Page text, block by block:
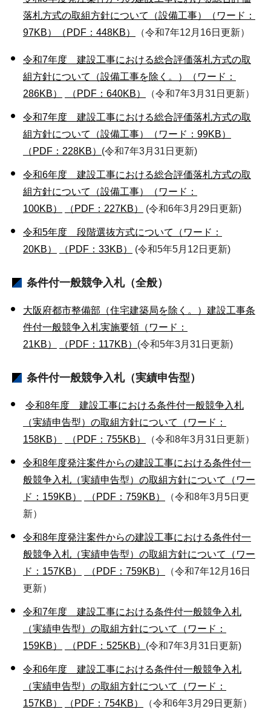
落札方式の取組方針について（設備工事）（ワード：
97KB）
（PDF：448KB） （令和7年12月16日更新）
令和7年度 建設工事における総合評価落札方式の取
組方針について（設備工事を除く。）（ワード：
286KB）
（PDF：640KB） （令和7年3月31日更新）
令和7年度 建設工事における総合評価落札方式の取
組方針について（設備工事）（ワード：99KB）
（PDF：228KB） (令和7年3月31日更新)
令和6年度 建設工事における総合評価落札方式の取
組方針について（設備工事）（ワード：
100KB）
（PDF：227KB） (令和6年3月29日更新)
令和5年度 段階選抜方式について（ワード：
20KB）
（PDF：33KB） (令和5年5月12日更新)
条件付一般競争入札（全般）
大阪府都市整備部（住宅建築局を除く。）建設工事条
件付一般競争入札実施要領（ワード：
21KB）
（PDF：117KB） (令和5年3月31日更新)
条件付一般競争入札（実績申告型）
令和8年度 建設工事における条件付一般競争入札
（実績申告型）の取組方針について（ワード：
158KB）
（PDF：755KB） （令和8年3月31日更新）
令和8年度発注案件からの建設工事における条件付一
般競争入札（実績申告型）の取組方針について（ワー
ド：159KB）
（PDF：759KB）
（令和8年3月5日更
新）
令和8年度発注案件からの建設工事における条件付一
般競争入札（実績申告型）の取組方針について（ワー
ド：157KB）
（PDF：759KB）
（令和7年12月16日
更新）
令和7年度 建設工事における条件付一般競争入札
（実績申告型）の取組方針について（ワード：
159KB）
（PDF：525KB） (令和7年3月31日更新)
令和6年度 建設工事における条件付一般競争入札
（実績申告型）の取組方針について（ワード：
157KB）
（PDF：754KB） （令和6年3月29日更新）